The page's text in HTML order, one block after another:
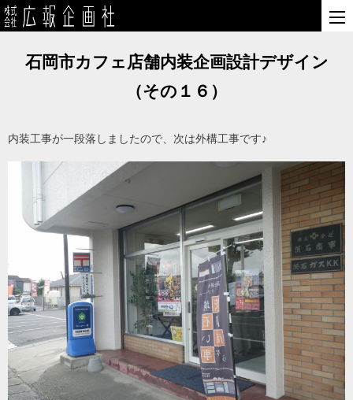
石岡市カフェ店舗内装企画設計デザイン
（その１６）
内装工事が一段落しましたので、次は外構工事です♪